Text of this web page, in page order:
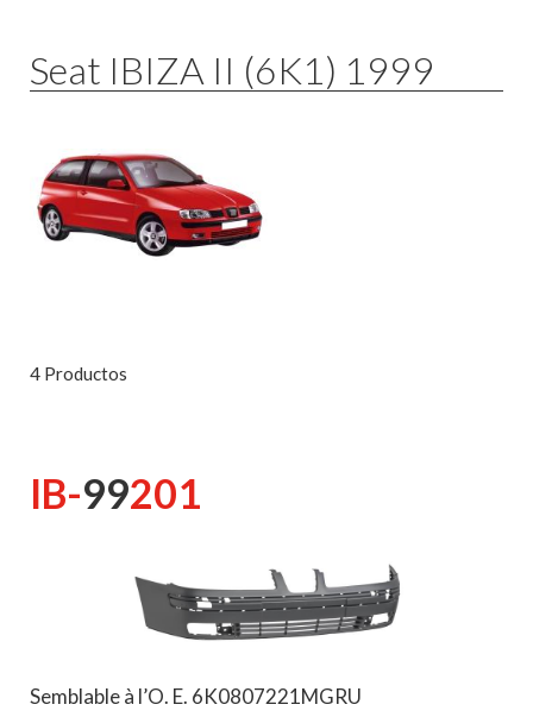
Seat IBIZA II (6K1) 1999
4 Productos
IB-99201
Semblable à l’O. E. 6K0807221MGRU